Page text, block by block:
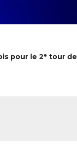
pour le 2ᵉ tour de